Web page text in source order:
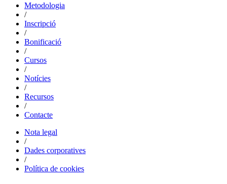
Metodologia
/
Inscripció
/
Bonificació
/
Cursos
/
Notícies
/
Recursos
/
Contacte
Nota legal
/
Dades corporatives
/
Política de cookies